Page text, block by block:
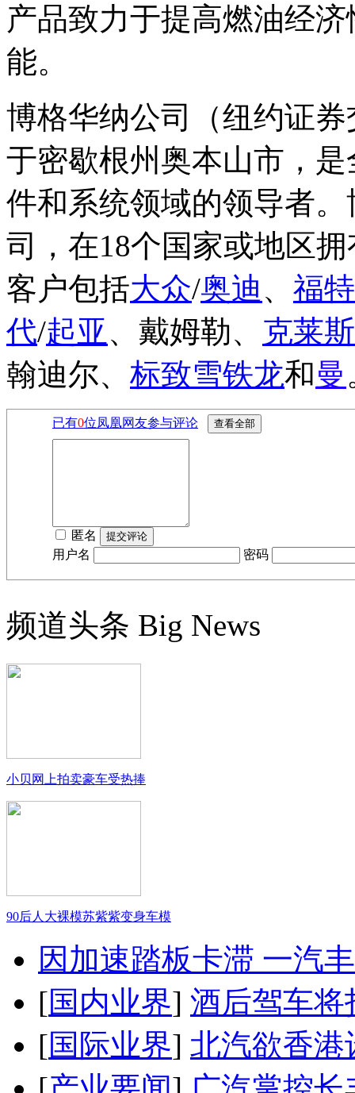
产品致力于提高燃油经
能。
博格华纳公司（纽约证
于密歇根州奥本山市，
件和系统领域的领导者
司，在18个国家或地区
客户包括大众/奥迪 、 福特
代/起亚、戴姆勒、 克莱
翰迪尔、 标致雪铁龙和曼
已有0位凤凰网友参与评论
匿名
用户名
密码
频道头条 Big News
小贝网上拍卖豪车受热捧
90后人大裸模苏紫紫变身车模
因加速踏板卡滞 一汽
[国内业界] 酒后驾车将
[国际业界] 北汽欲香港